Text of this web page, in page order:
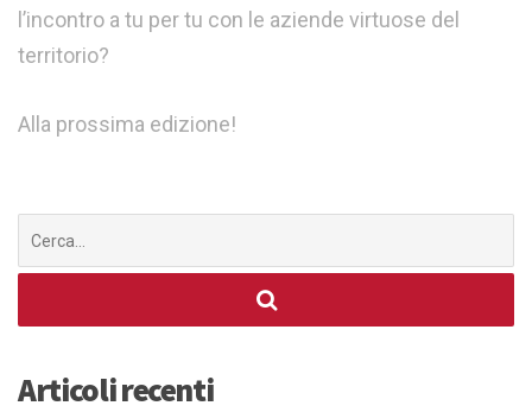
l’incontro a tu per tu con le aziende virtuose del
territorio?
Alla prossima edizione!
per:
Articoli recenti